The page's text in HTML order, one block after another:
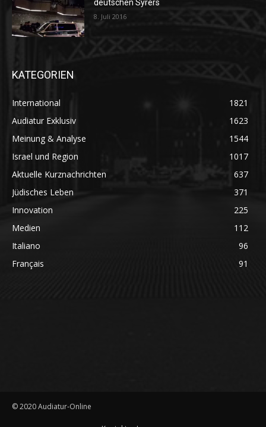
deutschen Syrers
8. Juli 2016
KATEGORIEN
International
1821
Audiatur Exklusiv
1623
Meinung & Analyse
1544
Israel und Region
1017
Aktuelle Kurznachrichten
637
Jüdisches Leben
371
Innovation
225
Medien
112
Italiano
96
Français
91
© 2020 Audiatur-Online